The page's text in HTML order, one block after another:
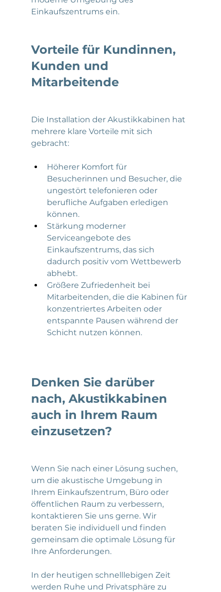
Einkaufszentrums ein.
Vorteile für Kundinnen,
Kunden und
Mitarbeitende
Die Installation der Akustikkabinen hat
mehrere klare Vorteile mit sich
gebracht:
Höherer Komfort für
Besucherinnen und Besucher, die
ungestört telefonieren oder
berufliche Aufgaben erledigen
können.
Stärkung moderner
Serviceangebote des
Einkaufszentrums, das sich
dadurch positiv vom Wettbewerb
abhebt.
Größere Zufriedenheit bei
Mitarbeitenden, die die Kabinen für
konzentriertes Arbeiten oder
entspannte Pausen während der
Schicht nutzen können.
Denken Sie darüber
nach, Akustikkabinen
auch in Ihrem Raum
einzusetzen?
Wenn Sie nach einer Lösung suchen,
um die akustische Umgebung in
Ihrem Einkaufszentrum, Büro oder
öffentlichen Raum zu verbessern,
kontaktieren Sie uns gerne. Wir
beraten Sie individuell und finden
gemeinsam die optimale Lösung für
Ihre Anforderungen.
In der heutigen schnelllebigen Zeit
werden Ruhe und Privatsphäre zu